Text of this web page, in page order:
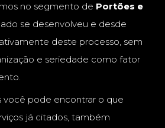
no segmento de Portões e
se desenvolveu e desde
deste processo, sem
e seriedade como fator
você pode encontrar o que
já citados, também